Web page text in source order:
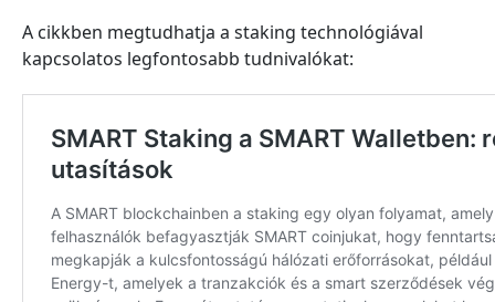
A cikkben megtudhatja a staking technológiával
kapcsolatos legfontosabb tudnivalókat: